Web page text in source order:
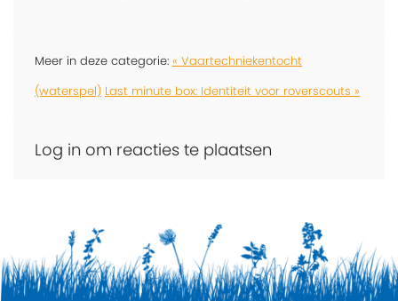
Meer in deze categorie: « Vaartechniekentocht
(waterspel) Last minute box: Identiteit voor roverscouts »
Log in om reacties te plaatsen